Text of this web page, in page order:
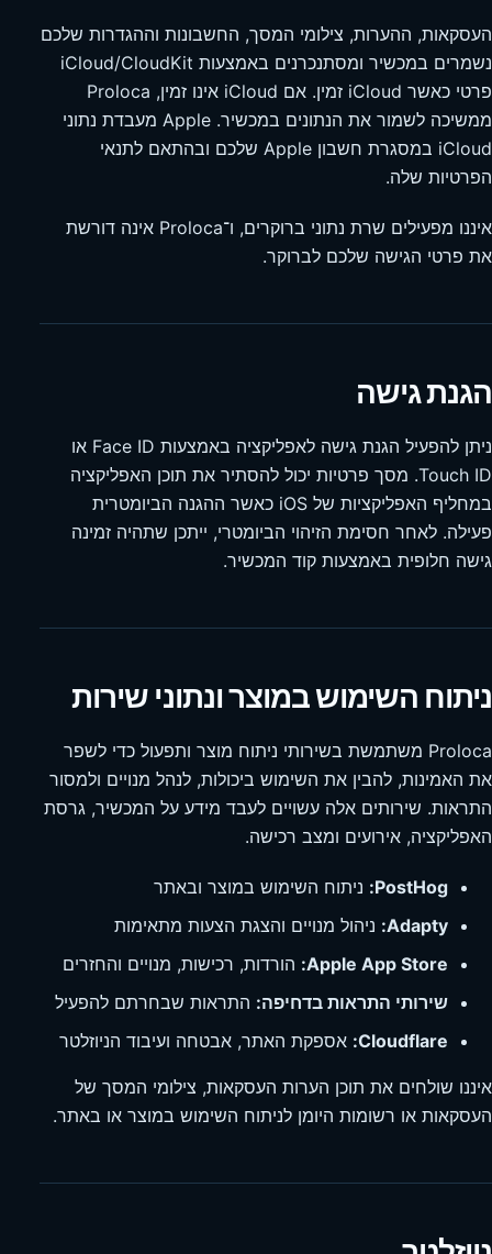
העסקאות, ההערות, צילומי המסך, החשבונות וההגדרות שלכם
נשמרים במכשיר ומסתנכרנים באמצעות iCloud/CloudKit
פרטי כאשר iCloud זמין. אם iCloud אינו זמין, Proloca
ממשיכה לשמור את הנתונים במכשיר. Apple מעבדת נתוני
iCloud במסגרת חשבון Apple שלכם ובהתאם לתנאי
הפרטיות שלה.
איננו מפעילים שרת נתוני ברוקרים, ו־Proloca אינה דורשת
את פרטי הגישה שלכם לברוקר.
הגנת גישה
ניתן להפעיל הגנת גישה לאפליקציה באמצעות Face ID או
Touch ID. מסך פרטיות יכול להסתיר את תוכן האפליקציה
במחליף האפליקציות של iOS כאשר ההגנה הביומטרית
פעילה. לאחר חסימת הזיהוי הביומטרי, ייתכן שתהיה זמינה
גישה חלופית באמצעות קוד המכשיר.
ניתוח השימוש במוצר ונתוני שירות
Proloca משתמשת בשירותי ניתוח מוצר ותפעול כדי לשפר
את האמינות, להבין את השימוש ביכולות, לנהל מנויים ולמסור
התראות. שירותים אלה עשויים לעבד מידע על המכשיר, גרסת
האפליקציה, אירועים ומצב רכישה.
PostHog: ניתוח השימוש במוצר ובאתר
Adapty: ניהול מנויים והצגת הצעות מתאימות
Apple App Store: הורדות, רכישות, מנויים והחזרים
שירותי התראות בדחיפה: התראות שבחרתם להפעיל
Cloudflare: אספקת האתר, אבטחה ועיבוד הניוזלטר
איננו שולחים את תוכן הערות העסקאות, צילומי המסך של
העסקאות או רשומות היומן לניתוח השימוש במוצר או באתר.